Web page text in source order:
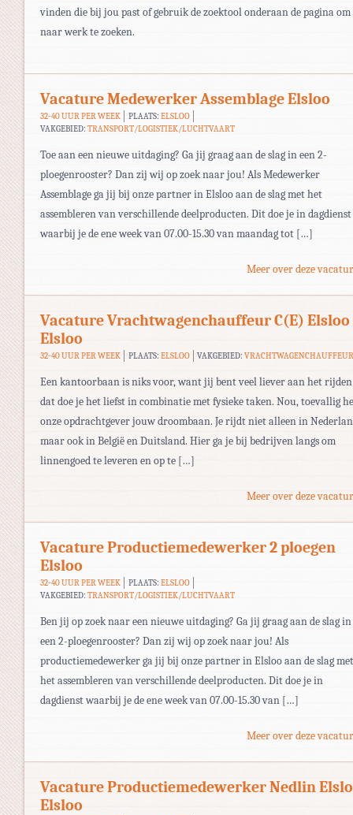
vinden die bij jou past of gebruik de zoektool onderaan de pagina om
naar werk te zoeken.
Vacature Medewerker Assemblage Elsloo
32-40 UUR PER WEEK PLAATS: ELSLOO
VAKGEBIED: TRANSPORT/LOGISTIEK/LUCHTVAART
Toe aan een nieuwe uitdaging? Ga jij graag aan de slag in een 2-
ploegenrooster? Dan zij wij op zoek naar jou! Als Medewerker
Assemblage ga jij bij onze partner in Elsloo aan de slag met het
assembleren van verschillende deelproducten. Dit doe je in dagdienst
waarbij je de ene week van 07.00-15.30 van maandag tot […]
Meer over deze
Vacature Vrachtwagenchauffeur C(E) Elsloo
Elsloo
32-40 UUR PER WEEK PLAATS: ELSLOO VAKGEBIED:
Een kantoorbaan is niks voor, want jij bent veel liever aan het
dat doe je het liefst in combinatie met fysieke taken. Nou, toevallig
onze opdrachtgever jouw droombaan. Je rijdt niet alleen in
maar ook in België en Duitsland. Hier ga je bij bedrijven langs om
linnengoed te leveren en op te […]
Meer over deze
Vacature Productiemedewerker 2 ploegen
Elsloo
32-40 UUR PER WEEK PLAATS: ELSLOO
VAKGEBIED: TRANSPORT/LOGISTIEK/LUCHTVAART
Ben jij op zoek naar een nieuwe uitdaging? Ga jij graag aan de slag in
een 2-ploegenrooster? Dan zij wij op zoek naar jou! Als
productiemedewerker ga jij bij onze partner in Elsloo aan de slag met
het assembleren van verschillende deelproducten. Dit doe je in
dagdienst waarbij je de ene week van 07.00-15.30 van […]
Meer over deze
Vacature Productiemedewerker Nedlin
Elsloo